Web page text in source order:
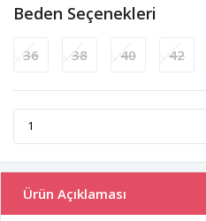
Beden Seçenekleri
36 38 40 42
Ürün Açıklaması